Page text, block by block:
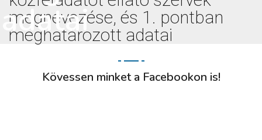
adatai
megnevezése, és 1. pontban
meghatározott adatai
Kövessen minket a Facebookon is!